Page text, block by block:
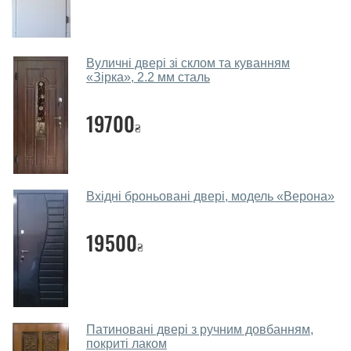
Наші рекомендації залежать від необхідних
параметрів, бюджету та інших факторів. Підбір
вхідних дверей проводиться індивідуально для
кожного відвідувача.
Так, робимо. Наші фахівці можуть зробити замір та
консультацію на виїзді. Кожен співробітник має із
собою каталоги кольорів та візерунків. Після виміру та
консультації Ви можете оформити заявку, не
відвідуючи наш офіс.
Скільки коштує викликати замірника?
Виклик замірника-консультанта коштує 450 грн.
Вуличні двері зі склом та куванням
«Зірка», 2.2 мм сталь
19700₴
Вхідні броньовані двері, модель «Верона»
19500₴
Патиновані двері з ручним довбанням,
покриті лаком